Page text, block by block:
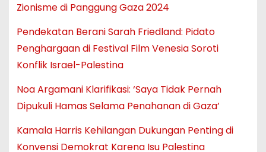
Zionisme di Panggung Gaza 2024
Pendekatan Berani Sarah Friedland: Pidato
Penghargaan di Festival Film Venesia Soroti
Konflik Israel-Palestina
Noa Argamani Klarifikasi: ‘Saya Tidak Pernah
Dipukuli Hamas Selama Penahanan di Gaza’
Kamala Harris Kehilangan Dukungan Penting di
Konvensi Demokrat Karena Isu Palestina